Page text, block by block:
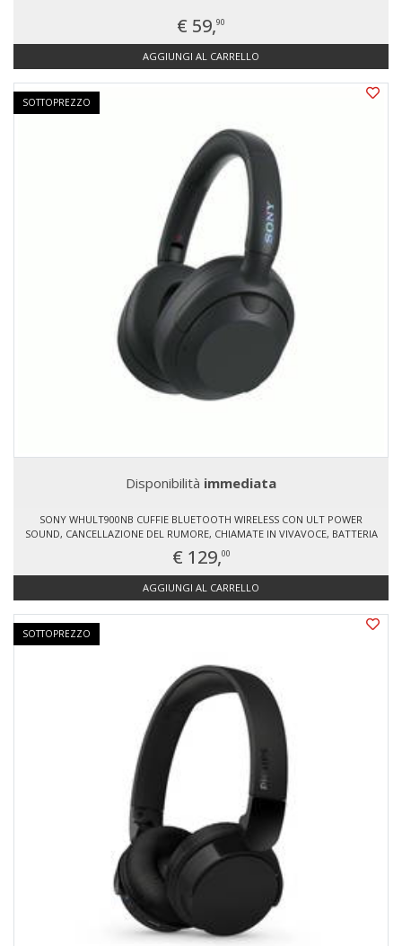
€ 59,90
AGGIUNGI AL CARRELLO
SOTTOPREZZO
Disponibilità immediata
SONY WHULT900NB CUFFIE BLUETOOTH WIRELESS CON ULT POWER
SOUND, CANCELLAZIONE DEL RUMORE, CHIAMATE IN VIVAVOCE, BATTERIA
FINO A 30 ORE
€ 129,00
AGGIUNGI AL CARRELLO
SOTTOPREZZO